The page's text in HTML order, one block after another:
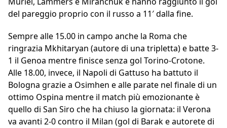
del pareggio proprio con il russo a 11′ dalla fine.
Sempre alle 15.00 in campo anche la Roma che
ringrazia Mkhitaryan (autore di una tripletta) e batte 3-
1 il Genoa mentre finisce senza gol Torino-Crotone.
Alle 18.00, invece, il Napoli di Gattuso ha battuto il
Bologna grazie a Osimhen e alle parate nel finale di un
ottimo Ospina mentre il match più emozionante è
quello di San Siro che ha chiuso la giornata: il Verona
va avanti 2-0 contro il Milan (gol di Barak e autorete di